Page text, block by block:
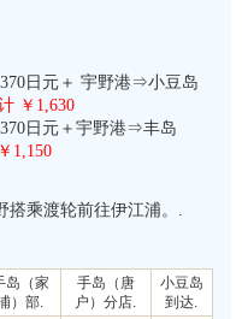
日元＋ 宇野港⇒小豆岛
￥1,630
日元＋宇野港⇒丰岛
1,150
乘渡轮前往伊江浦。.
岛（家
）部.
手岛（唐
户）分店.
小豆岛
到达.